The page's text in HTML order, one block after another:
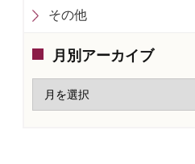
その他
月別アーカイブ